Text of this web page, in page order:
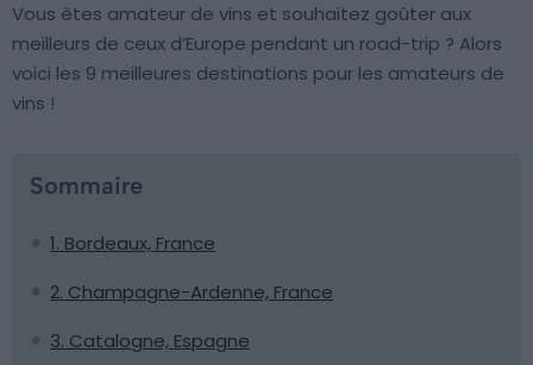
Vous êtes amateur de vins et souhaitez goûter aux
meilleurs de ceux d’Europe pendant un road-trip ? Alors
voici les 9 meilleures destinations pour les amateurs de
vins !
Sommaire
1. Bordeaux, France
2. Champagne-Ardenne, France
3. Catalogne, Espagne